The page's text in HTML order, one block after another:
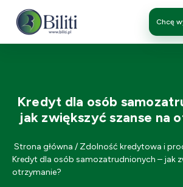
Chcę
Kredyt dla osób
jak zwiększyć szanse na
Strona główna / Zdolność kredytowa i
Kredyt dla osób samozatrudnionych – jak
otrzymanie?